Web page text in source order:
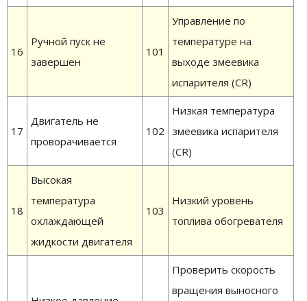
16
Ручной пуск не
завершен
101
Управление по
температуре на
выходе змеевика
испарителя (CR)
17
Двигатель не
проворачивается
102
Низкая температура
змеевика испарителя
(CR)
18
Высокая
температура
охлаждающей
жидкости двигателя
103
Низкий уровень
топлива обогревателя
Проверить скорость
вращения выносного